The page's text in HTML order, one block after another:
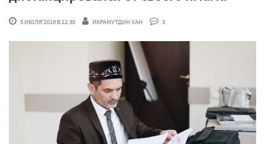
5 ИЮЛЯ'2019 В 12:30 ИКРАМУТДИН ХАН 3